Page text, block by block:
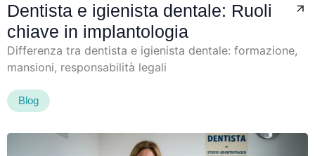
Dentista e igienista dentale: Ruoli
chiave in implantologia
Differenza tra dentista e igienista dentale: formazione,
mansioni, responsabilità legali
Blog